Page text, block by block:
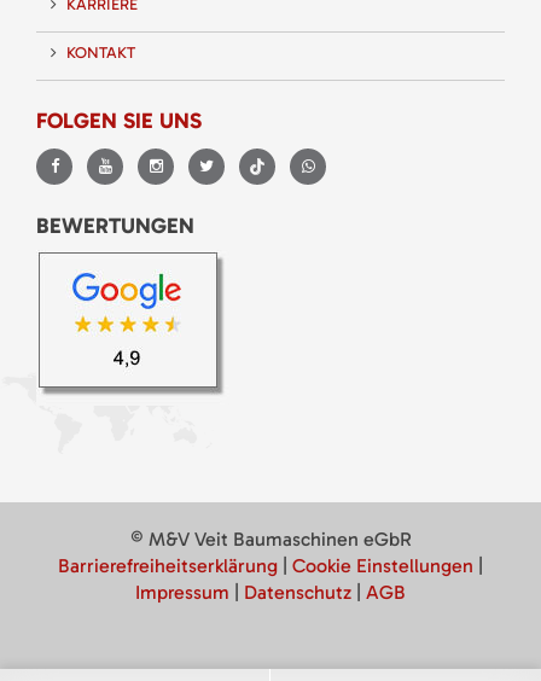
KARRIERE
KONTAKT
FOLGEN SIE UNS
BEWERTUNGEN
© M&V Veit Baumaschinen eGbR
Barrierefreiheitserklärung
Cookie Einstellungen
Impressum
Datenschutz AGB